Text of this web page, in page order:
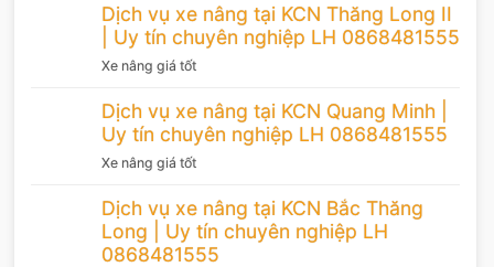
Dịch vụ xe nâng tại KCN Thăng Long II
| Uy tín chuyên nghiệp LH 0868481555
Xe nâng giá tốt
Dịch vụ xe nâng tại KCN Quang Minh |
Uy tín chuyên nghiệp LH 0868481555
Xe nâng giá tốt
Dịch vụ xe nâng tại KCN Bắc Thăng
Long | Uy tín chuyên nghiệp LH
0868481555